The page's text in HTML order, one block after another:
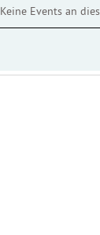
Keine Events an